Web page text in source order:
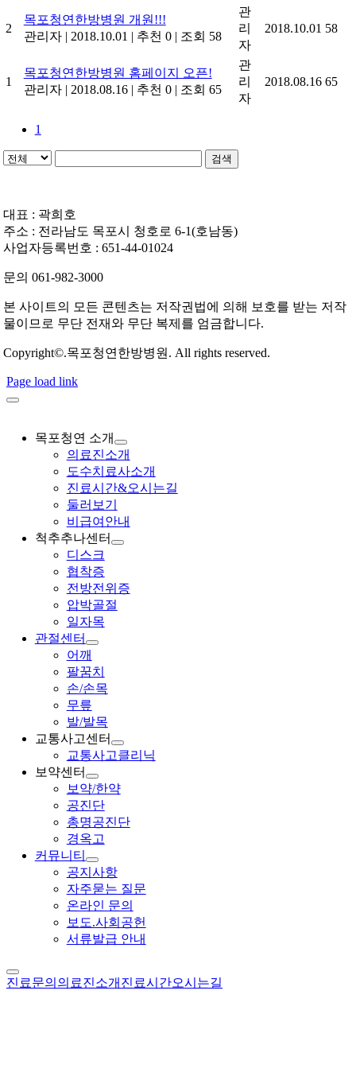
2
목포청연한방병원 개원!!!
관리자 | 2018.10.01 | 추천 0 | 조회 58
관
리
자
2018.10.01 58
1
목포청연한방병원 홈페이지 오픈!
관리자 | 2018.08.16 | 추천 0 | 조회 65
관
리
자
2018.08.16 65
1
검색
대표 : 곽희호
주소 : 전라남도 목포시 청호로 6-1(호남동)
사업자등록번호 : 651-44-01024
문의 061-982-3000
본 사이트의 모든 콘텐츠는 저작권법에 의해 보호를 받는 저작
물이므로 무단 전재와 무단 복제를 엄금합니다.
Copyright©.목포청연한방병원. All rights reserved.
Page load link
목포청연 소개
의료진소개
도수치료사소개
진료시간&오시는길
둘러보기
비급여안내
척추추나센터
디스크
협착증
전방전위증
압박골절
일자목
관절센터
어깨
팔꿈치
손/손목
무릎
발/발목
교통사고센터
교통사고클리닉
보약센터
보약/한약
공진단
총명공진단
경옥고
커뮤니티
공지사항
자주묻는 질문
온라인 문의
보도.사회공헌
서류발급 안내
진료문의 의료진소개 진료시간오시는길